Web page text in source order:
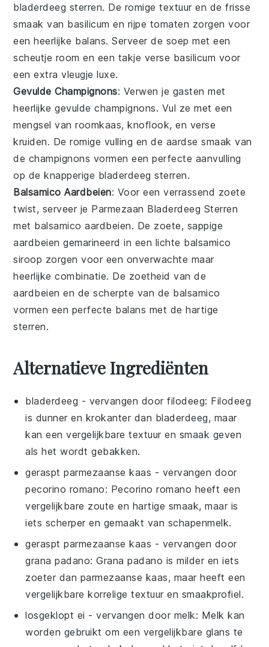
bladerdeeg sterren. De romige textuur en de frisse
smaak van basilicum en rijpe tomaten zorgen voor
een heerlijke balans. Serveer de soep met een
scheutje room en een takje verse basilicum voor
een extra vleugje luxe.
Gevulde Champignons: Verwen je gasten met
heerlijke gevuldechampignons. Vul ze met een
mengsel vanroomkaas,knoflook, en verse
kruiden. De romige vulling en de aardse smaak van
de champignons vormen een perfecte aanvulling
op de knapperige bladerdeeg sterren.
Balsamico Aardbeien: Voor een verrassend zoete
twist, serveer je Parmezaan Bladerdeeg Sterren
met balsamicoaardbeien. De zoete, sappige
aardbeien gemarineerd in een lichte balsamico
siroop zorgen voor een onverwachte maar
heerlijke combinatie. De zoetheid van de
aardbeien en de scherpte van de balsamico
vormen een perfecte balans met de hartige
sterren.
Alternatieve Ingrediënten
bladerdeeg - vervangen doorfilodeeg: Filodeeg
is dunner en krokanter dan bladerdeeg, maar
kan een vergelijkbare textuur en smaak geven
als het wordt gebakken.
geraspt parmezaanse kaas - vervangen door
pecorino romano: Pecorino romano heeft een
vergelijkbare zoute en hartige smaak, maar is
iets scherper en gemaakt van schapenmelk.
geraspt parmezaanse kaas - vervangen door
grana padano: Grana padano is milder en iets
zoeter dan parmezaanse kaas, maar heeft een
vergelijkbare korrelige textuur en smaakprofiel.
losgeklopt ei - vervangen door melk: Melk kan
worden gebruikt om een vergelijkbare glans te